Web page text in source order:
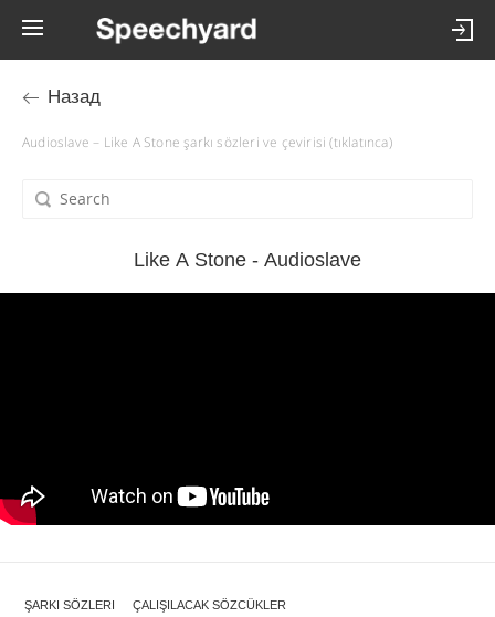
Назад
Audioslave – Like A Stone şarkı sözleri ve çevirisi (tıklatınca)
Like A Stone - Audioslave
ŞARKI SÖZLERI ÇALIŞILACAK SÖZCÜKLER